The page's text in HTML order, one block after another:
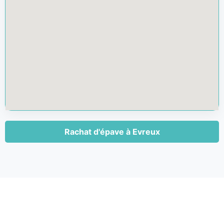
Rachat d'épave à Evreux